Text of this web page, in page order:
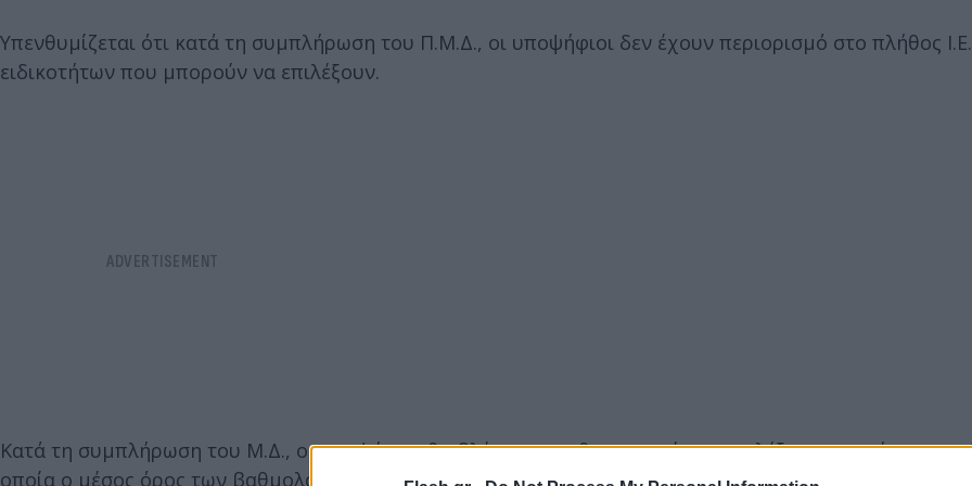
Υπενθυμίζεται ότι κατά τη συμπλήρωση του Π.Μ.Δ., οι υποψήφιοι δεν έχουν περιορισμό στο πλήθος
ειδικοτήτων που μπορούν να επιλέξουν.
Κατά τη συμπλήρωση του Μ.Δ., οι υποψήφιοι θα βλέπουν και θα μπορούν να επιλέξουν τα τμήματα
οποία ο μέσος όρος των βαθμολογικών επιδόσεων τους είναι ίσος ή μεγαλύτερος από την ΕΒΕ κάθε